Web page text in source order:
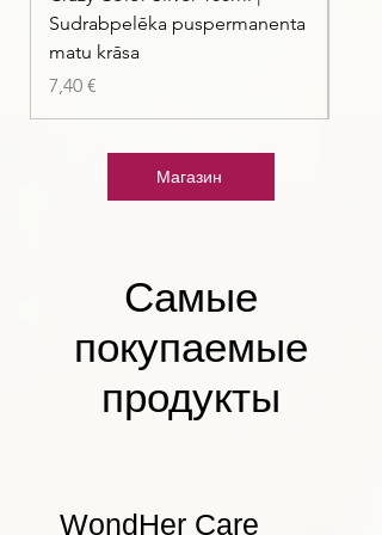
Sudrabpelēka puspermanenta
matu krāsa
Цена
7,40 €
Магазин
Самые
покупаемые
продукты
WondHer Care